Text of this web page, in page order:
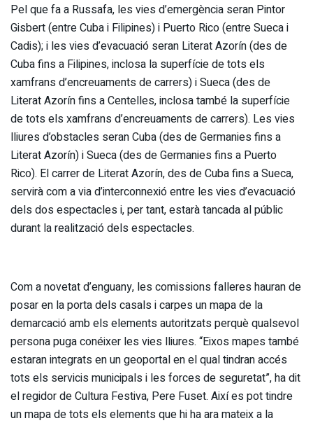
Pel que fa a Russafa, les vies d’emergència seran Pintor
Gisbert (entre Cuba i Filipines) i Puerto Rico (entre Sueca i
Cadis); i les vies d’evacuació seran Literat Azorín (des de
Cuba fins a Filipines, inclosa la superfície de tots els
xamfrans d’encreuaments de carrers) i Sueca (des de
Literat Azorín fins a Centelles, inclosa també la superfície
de tots els xamfrans d’encreuaments de carrers). Les vies
lliures d’obstacles seran Cuba (des de Germanies fins a
Literat Azorín) i Sueca (des de Germanies fins a Puerto
Rico). El carrer de Literat Azorín, des de Cuba fins a Sueca,
servirà com a via d’interconnexió entre les vies d’evacuació
dels dos espectacles i, per tant, estarà tancada al públic
durant la realització dels espectacles.
Com a novetat d’enguany, les comissions falleres hauran de
posar en la porta dels casals i carpes un mapa de la
demarcació amb els elements autoritzats perquè qualsevol
persona puga conéixer les vies lliures. “Eixos mapes també
estaran integrats en un geoportal en el qual tindran accés
tots els servicis municipals i les forces de seguretat”, ha dit
el regidor de Cultura Festiva, Pere Fuset. Així es pot tindre
un mapa de tots els elements que hi ha ara mateix a la